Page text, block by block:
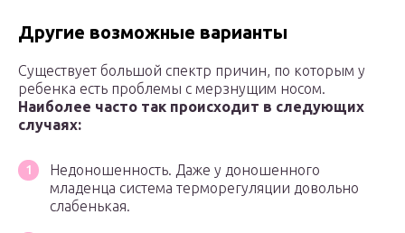
Другие возможные варианты
Существует большой спектр причин, по которым у
ребенка есть проблемы с мерзнущим носом.
Наиболее часто так происходит в следующих
случаях:
Недоношенность. Даже у доношенного
младенца система терморегуляции довольно
слабенькая.